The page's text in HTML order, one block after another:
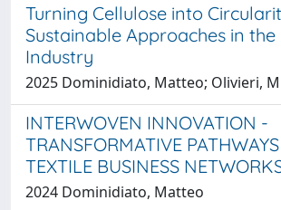
Turning Cellulose into
Sustainable Approaches in the
Industry
2025 Dominidiato, Matteo; Olivieri,
INTERWOVEN INNOVATION -
TRANSFORMATIVE
TEXTILE BUSINESS
2024 Dominidiato, Matteo